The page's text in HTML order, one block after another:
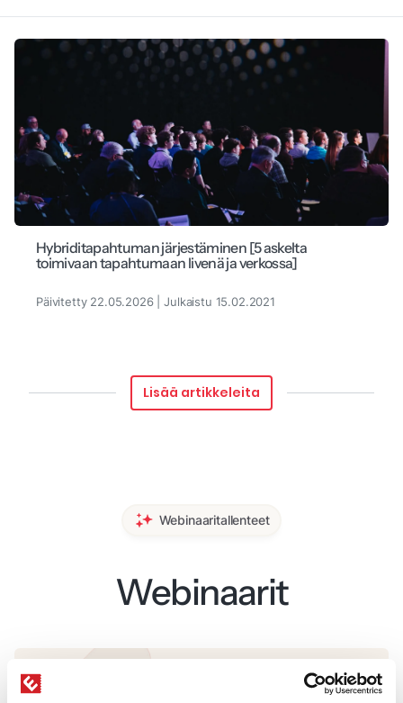
Hybriditapahtuman järjestäminen [5 askelta
toimivaan tapahtumaan livenä ja verkossa]
Päivitetty 22.05.2026 | Julkaistu 15.02.2021
Lisää artikkeleita
Webinaaritallenteet
Webinaarit